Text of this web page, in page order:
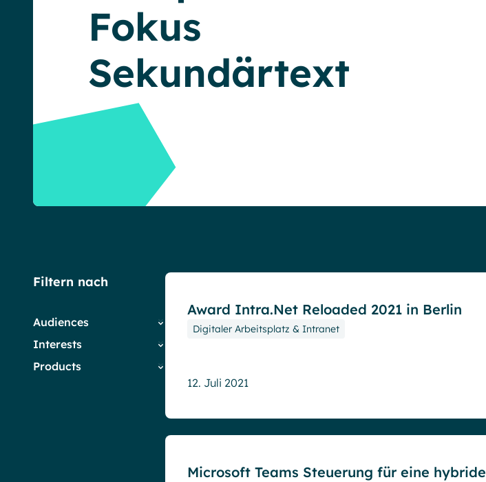
Fokus
Sekundärtext
Filtern nach
Audiences
HR
IT
Interests
Digitaler Arbeitsplatz &
Products
Award Intra.Net Reloaded 2021 in Berlin
Digitaler Arbeitsplatz & Intranet
12. Juli 2021
Microsoft Teams Steuerung für eine hybride